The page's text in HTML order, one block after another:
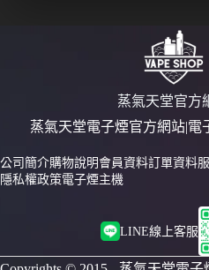
蒸氣天堂官方
蒸氣天堂電子煙官方網站|電
公司簡介購物說明 會員資料訂單資料
隱私權政策電子煙主機
LINE線上客服